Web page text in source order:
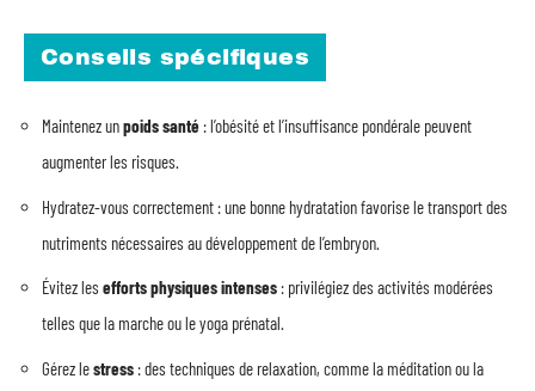
Conseils spécifiques
Maintenez unpoids santé : l’obésité et l’insuffisance pondérale peuvent
augmenter les risques.
Hydratez-vous correctement : une bonne hydratation favorise le transport des
nutriments nécessaires au développement de l’embryon.
Évitez les efforts physiques intenses : privilégiez des activités modérées
telles que la marche ou le yoga prénatal.
Gérez lestress : des techniques de relaxation, comme la méditation ou la